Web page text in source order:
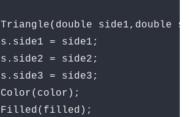
side1,double
= side1;
= side2;
= side3;